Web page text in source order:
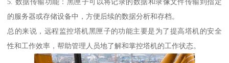
的服务器或存储设备中，方便后续的数据分析和存档。
总的来说，远程监控塔机黑匣子的功能主要是为了提高塔机的安全
性和工作效率，帮助管理人员地了解和掌控塔机的工作状态。